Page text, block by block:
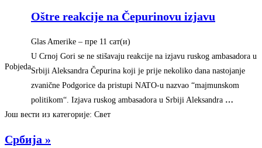
Pobjeda
Oštre reakcije na Čepurinovu izjavu
Glas Amerike – ‎пре 11 сат(и)‎
U Crnoj Gori se ne stišavaju reakcije na izjavu ruskog ambasadora u
Srbiji Aleksandra Čepurina koji je prije nekoliko dana nastojanje
zvanične Podgorice da pristupi NATO-u nazvao “majmunskom
politikom“. Izjava ruskog ambasadora u Srbiji Aleksandra …
Још вести из категорије: Свет
Србија »